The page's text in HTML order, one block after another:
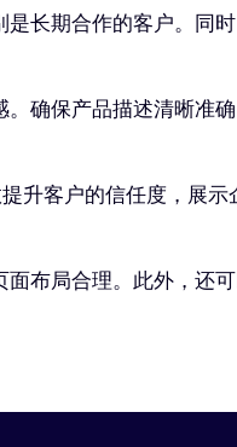
长期合作的客户。同
确保产品描述清晰准
升客户的信任度，展
布局合理。此外，还